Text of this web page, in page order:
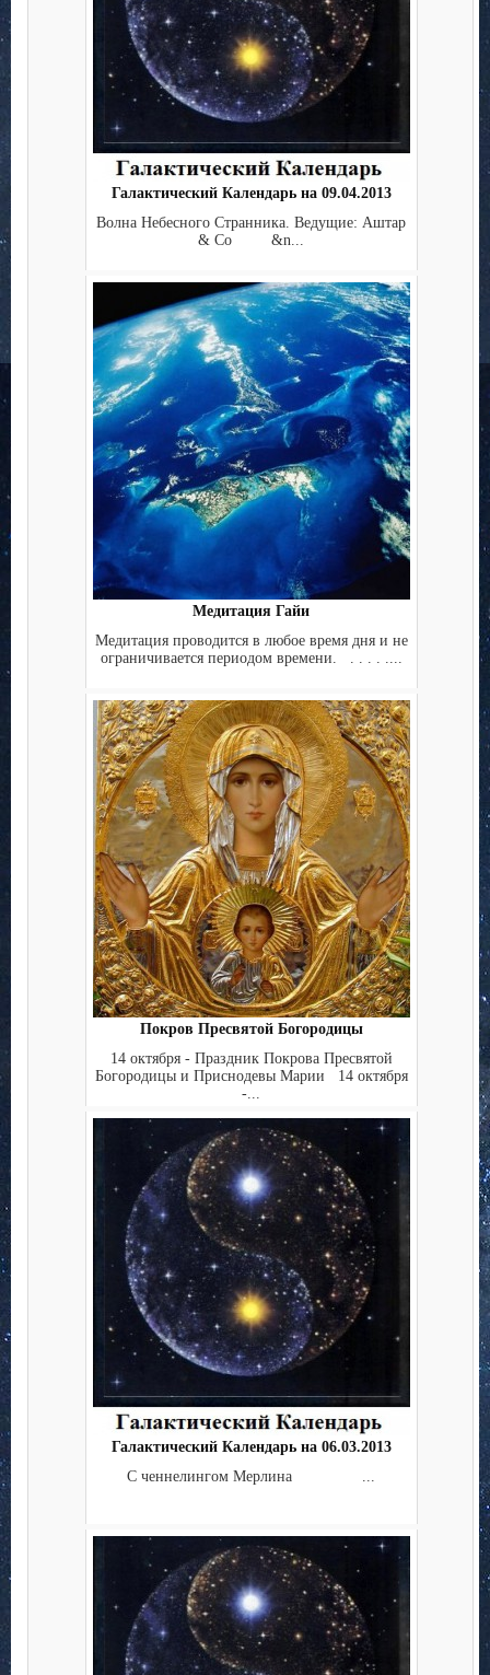
Галактический Календарь на 09.04.2013
Волна Небесного Странника. Ведущие: Аштар
& Co &n...
Медитация Гайи
Медитация проводится в любое время дня и не
ограничивается периодом времени. . . . . ....
Покров Пресвятой Богородицы
14 октября - Праздник Покрова Пресвятой
Богородицы и Приснодевы Марии 14 октября
-...
Галактический Календарь на 06.03.2013
С ченнелингом Мерлина ...